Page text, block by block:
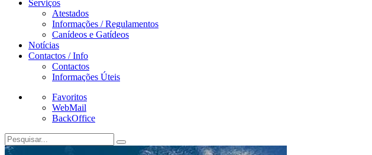
Serviços
Atestados
Informações / Regulamentos
Canídeos e Gatídeos
Notícias
Contactos / Info
Contactos
Informações Úteis
Favoritos
WebMail
BackOffice